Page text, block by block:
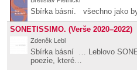
Sbírka básní. všechno jako
SONETISSIMO. (Verše 2020–2022)
Zdeněk Lebl
Sbírka básní … Leblovo
poezie, které…